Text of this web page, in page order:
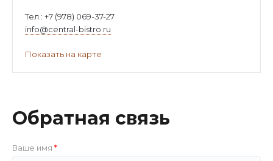
Тел.: +7 (978) 069-37-27
info@central-bistro.ru
Показать на карте
Обратная связь
Ваше имя